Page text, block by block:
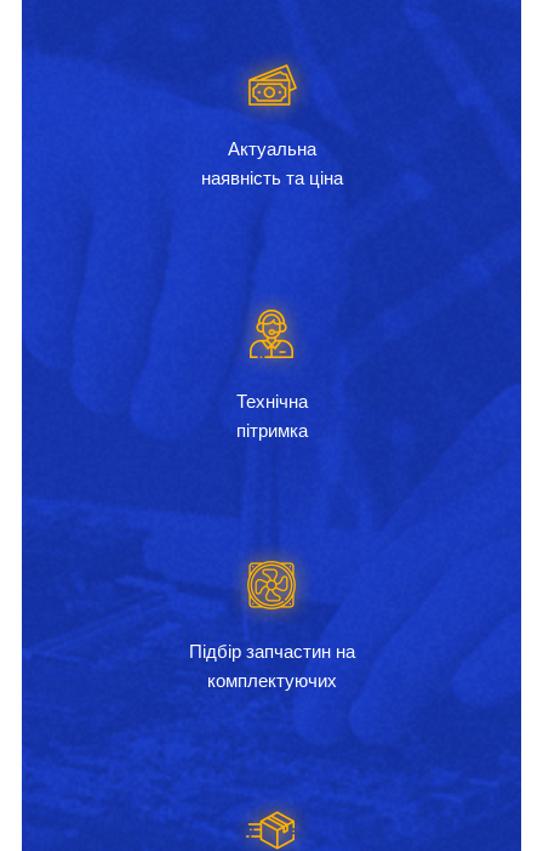
Актуальна
наявність та ціна
Технічна
пітримка
Підбір запчастин на
комплектуючих